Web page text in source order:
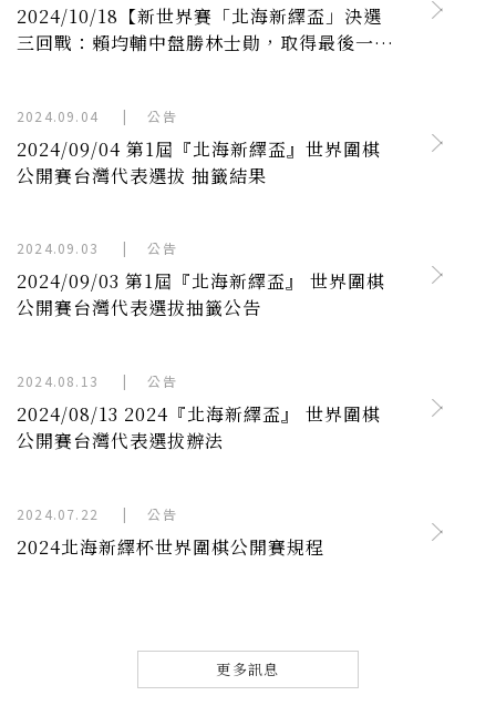
2024/10/18【新世界賽「北海新繹盃」決選
三回戰：賴均輔中盤勝林士勛，取得最後一席
2024.09.04 | 公告
2024/09/04 第1屆『北海新繹盃』世界圍棋
公開賽台灣代表選拔 抽籤結果
2024.09.03 | 公告
2024/09/03 第1屆『北海新繹盃』 世界圍棋
公開賽台灣代表選拔抽籤公告
2024.08.13 | 公告
2024/08/13 2024『北海新繹盃』 世界圍棋
公開賽台灣代表選拔辦法
2024.07.22 | 公告
2024北海新繹杯世界圍棋公開賽規程
更多訊息